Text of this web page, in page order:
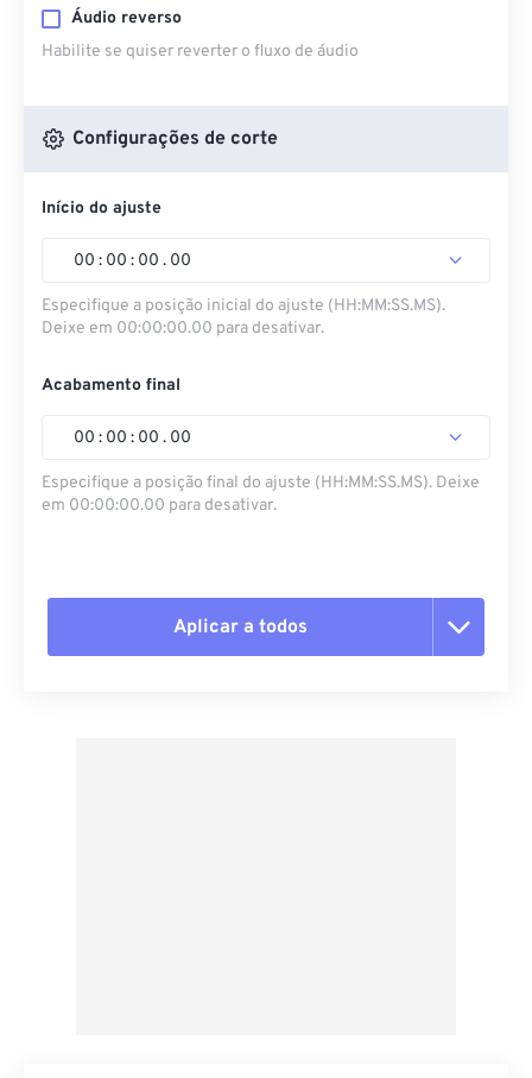
Áudio reverso
Habilite se quiser reverter o fluxo de áudio
Configurações de corte
Início do ajuste
00 : 00 : 00 . 00
Especifique a posição inicial do ajuste (HH:MM:SS.MS).
Deixe em 00:00:00.00 para desativar.
Acabamento final
00 : 00 : 00 . 00
Especifique a posição final do ajuste (HH:MM:SS.MS). Deixe
em 00:00:00.00 para desativar.
Aplicar a todos